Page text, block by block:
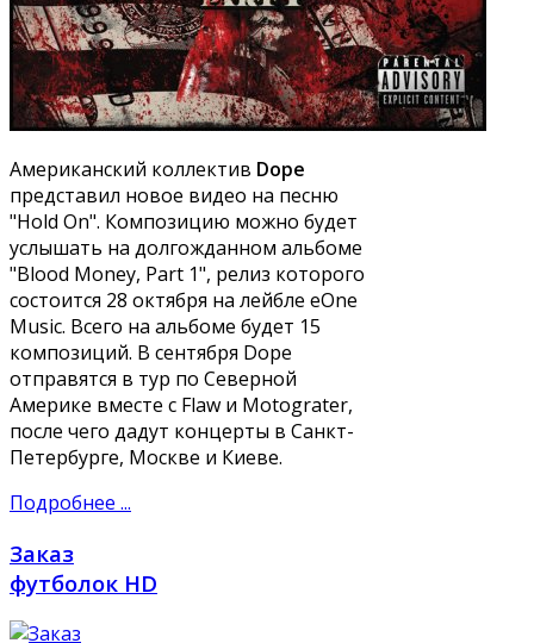
Американский коллектив Dope
представил новое видео на песню
"Hold On". Композицию можно будет
услышать на долгожданном альбоме
"Blood Money, Part 1", релиз которого
состоится 28 октября на лейбле eOne
Music. Всего на альбоме будет 15
композиций. В сентября Dope
отправятся в тур по Северной
Америке вместе с Flaw и Motograter,
после чего дадут концерты в Санкт-
Петербурге, Москве и Киеве.
Подробнее ...
Заказ
футболок HD